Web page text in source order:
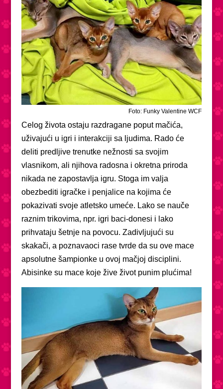
Foto: Funky Valentine WCF
Celog života ostaju razdragane poput mačića,
uživajući u igri i interakciji sa ljudima. Rado će
deliti predljive trenutke nežnosti sa svojim
vlasnikom, ali njihova radosna i okretna priroda
nikada ne zapostavlja igru. Stoga im valja
obezbediti igračke i penjalice na kojima će
pokazivati svoje atletsko umeće. Lako se nauče
raznim trikovima, npr. igri baci-donesi i lako
prihvataju šetnje na povocu. Zadivljujući su
skakači, a poznavaoci rase tvrde da su ove mace
apsolutne šampionke u ovoj mačjoj disciplini.
Abisinke su mace koje žive život punim plućima!